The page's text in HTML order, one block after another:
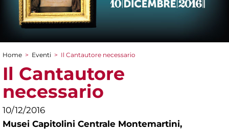
Tu sei qui
Home > Eventi > Il Cantautore necessario
Il Cantautore
necessario
10/12/2016
Musei Capitolini Centrale Montemartini,